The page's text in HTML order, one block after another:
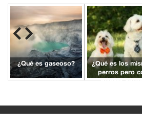
¿Qué es gaseoso?
¿Qué es los
perros pero
distinto